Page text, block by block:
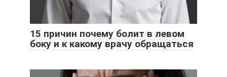
15 причин почему болит в левом
боку и к какому врачу обращаться